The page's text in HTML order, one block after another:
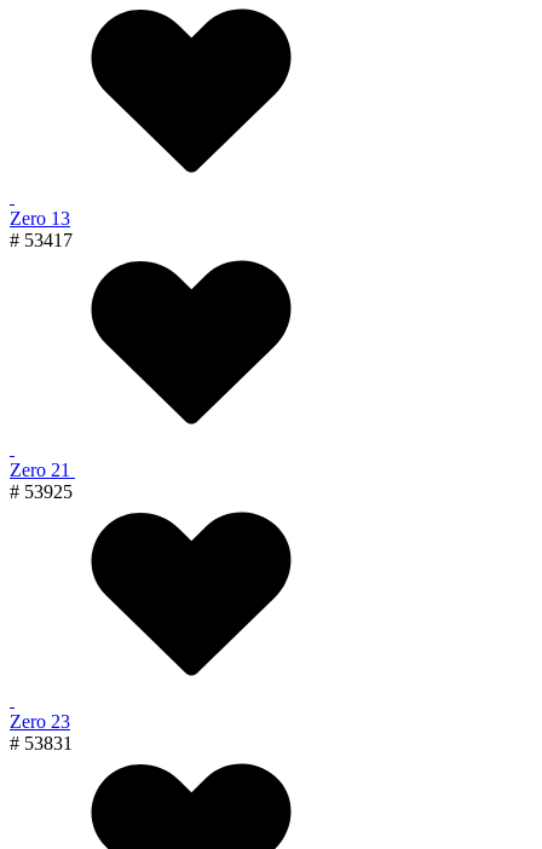
Zero 13
# 53417
Zero 21
# 53925
Zero 23
# 53831